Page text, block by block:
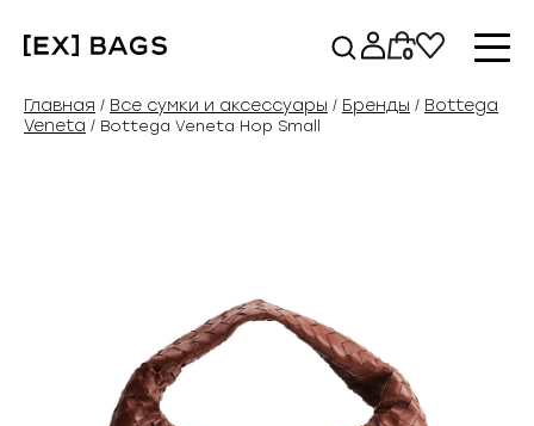
содержимому
0
Главная / Все сумки и аксессуары / Бренды / Bottega
Veneta / Bottega Veneta Hop Small